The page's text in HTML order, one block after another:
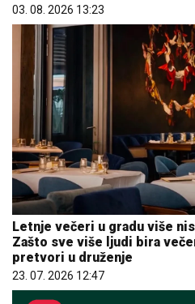
03. 08. 2026 13:23
Letnje večeri u gradu više
Zašto sve više ljudi bira
pretvori u druženje
23. 07. 2026 12:47